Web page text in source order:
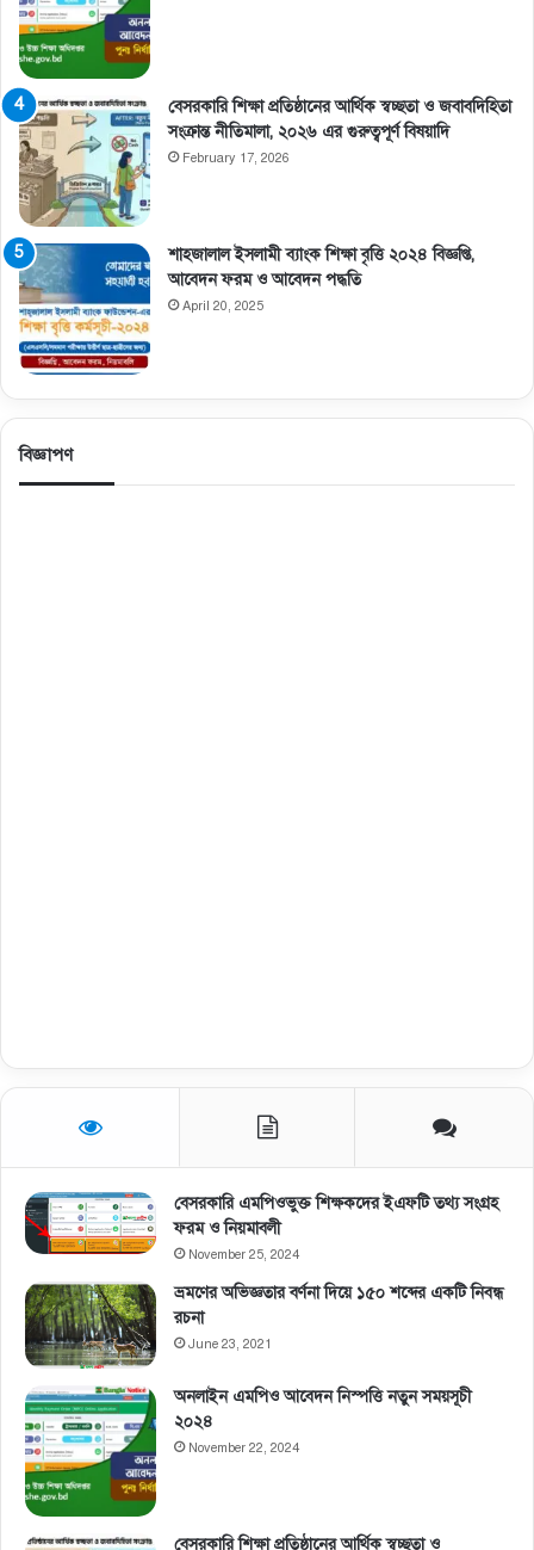
বেসরকারি শিক্ষা প্রতিষ্ঠানের আর্থিক স্বচ্ছতা ও জবাবদিহিতা
সংক্রান্ত নীতিমালা, ২০২৬ এর গুরুত্বপূর্ণ বিষয়াদি
February 17, 2026
শাহজালাল ইসলামী ব্যাংক শিক্ষা বৃত্তি ২০২৪ বিজ্ঞপ্তি,
আবেদন ফরম ও আবেদন পদ্ধতি
April 20, 2025
বিজ্ঞাপণ
বেসরকারি এমপিওভুক্ত শিক্ষকদের ইএফটি তথ্য সংগ্রহ
ফরম ও নিয়মাবলী
November 25, 2024
ভ্রমণের অভিজ্ঞতার বর্ণনা দিয়ে ১৫০ শব্দের একটি নিবন্ধ
রচনা
June 23, 2021
অনলাইন এমপিও আবেদন নিস্পত্তি নতুন সময়সূচী
২০২৪
November 22, 2024
বেসরকারি শিক্ষা প্রতিষ্ঠানের আর্থিক স্বচ্ছতা ও